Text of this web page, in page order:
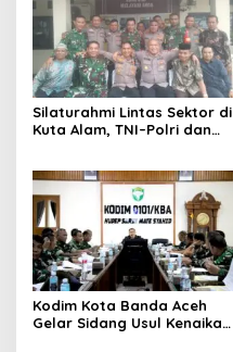
Silaturahmi Lintas Sektor di
Kuta Alam, TNI–Polri dan
Kodim Kota Banda Aceh
Gelar Sidang Usul Kenaikan